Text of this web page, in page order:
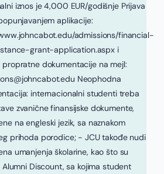
iznos je 4,000 EUR/godišnje Prijava
aplikacije:
admissions/financial-
grant-application.aspx i
propratne dokumentacije na mejl:
Neophodna
internacionalni studenti treba
zvanične finansijske dokumente,
na engleski jezik, sa naznakom
prihoda porodice; - JCU takođe nudi
umanjenja školarine, kao što su
Alumni Discount, sa kojima student